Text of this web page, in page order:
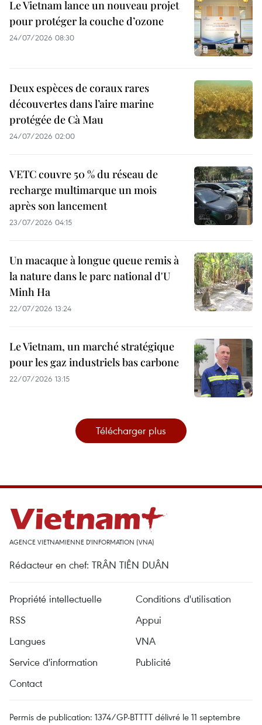
Le Vietnam lance un nouveau projet
pour protéger la couche d’ozone
24/07/2026 08:30
Deux espèces de coraux rares
découvertes dans l’aire marine
protégée de Cà Mau
24/07/2026 02:00
VETC couvre 50 % du réseau de
recharge multimarque un mois
après son lancement
23/07/2026 04:15
Un macaque à longue queue remis à
la nature dans le parc national d'U
Minh Ha
22/07/2026 13:24
Le Vietnam, un marché stratégique
pour les gaz industriels bas carbone
22/07/2026 13:15
Télécharger plus
AGENCE VIETNAMIENNE D'INFORMATION (VNA)
Rédacteur en chef: TRÂN TIÊN DUÂN
Propriété intellectuelle
Conditions d'utilisation
RSS
Appui
Langues
VNA
Service d'information
Publicité
Contact
Permis de publication: 1374/GP-BTTTT délivré le 11 septembre